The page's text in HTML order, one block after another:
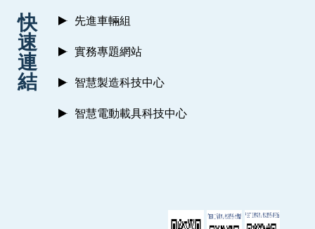
快
速
連
結
先進車輛組
實務專題網站
智慧製造科技中心
智慧電動載具科技中心